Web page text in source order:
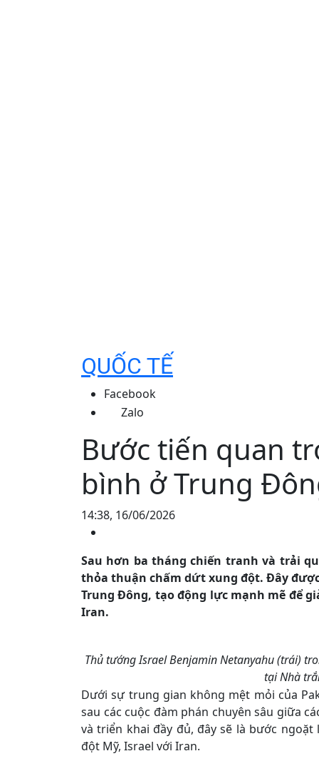
QUỐC TẾ
Facebook
Zalo
Bước tiến quan
bình ở Trung
14:38, 16/06/2026
Sau hơn ba tháng chiến tranh và trải
thỏa thuận chấm dứt xung đột. Đây
Trung Đông, tạo động lực mạnh mẽ để
Iran.
Thủ tướng Israel Benjamin Netanyahu (trái)
tại Nhà
Dưới sự trung gian không mệt mỏi của
sau các cuộc đàm phán chuyên sâu giữa
và triển khai đầy đủ, đây sẽ là bước
đột Mỹ, Israel với Iran.